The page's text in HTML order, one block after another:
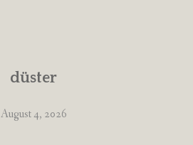
düster
August 4, 2026